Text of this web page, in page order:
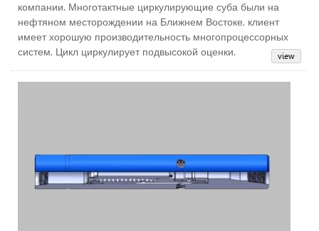
компании. Многотактные циркулирующие суба были на
нефтяном месторождении на Ближнем Востоке, клиент
имеет хорошую производительность многопроцессорных
систем, Цикл циркулирует подвысокой оценки.